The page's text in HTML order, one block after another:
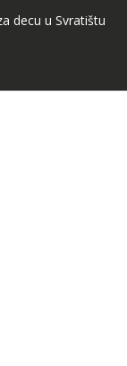
decu u Svratištu